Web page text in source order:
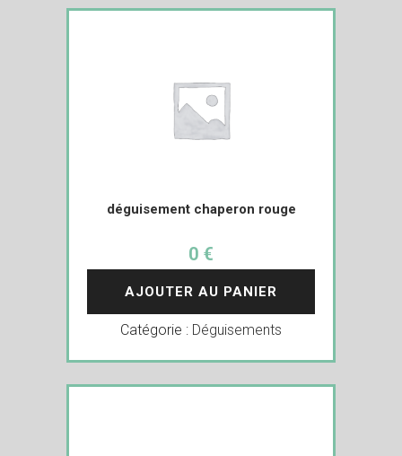
déguisement chaperon rouge
0 €
AJOUTER AU PANIER
Catégorie : Déguisements